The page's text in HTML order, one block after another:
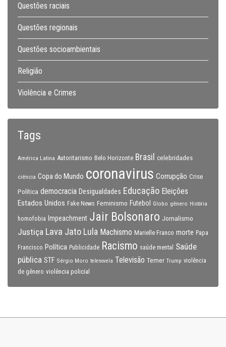
Questões raciais
Questões regionais
Questões socioambientais
Religião
Violência e Crimes
Tags
América Latina Autoritarismo Belo Horizonte Brasil celebridades
ciência Copa do Mundo coronavirus Corrupção Crise
Política democracia Desigualdades Educação Eleições
Estados Unidos Fake News Feminismo Futebol Globo gênero História
homofobia Impeachment Jair Bolsonaro Jornalismo
Justiça Lava Jato Lula Machismo Marielle Franco morte Papa
Francisco Política Publicidade Racismo saúde mental
Saúde
pública STF Sérgio Moro telenovela Televisão Temer Trump violência
de gênero violência policial